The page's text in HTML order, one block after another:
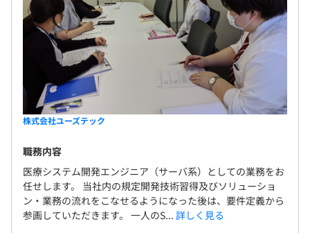
株式会社ユーズテック
職務内容
医療システム開発エンジニア（サーバ系）としての業務をお
任せします。 当社内の規定開発技術習得及びソリューショ
ン・業務の流れをこなせるようになった後は、要件定義から
参画していただきます。 一人のS... 詳しく見る